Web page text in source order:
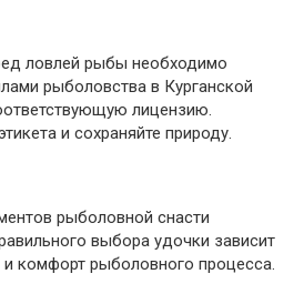
ловлей рыбы необходимо
рыболовства в Курганской
лицензию.
и сохраняйте природу.
рыболовной снасти
выбора удочки зависит
комфорт рыболовного процесса.